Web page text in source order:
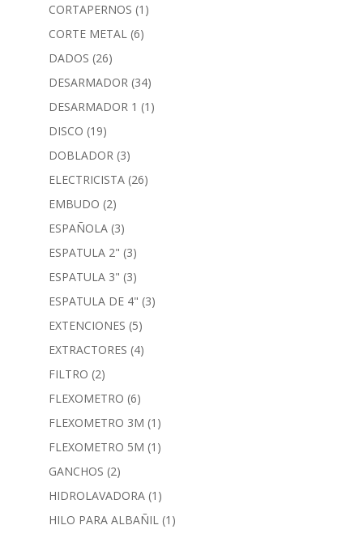
CORTAPERNOS (1)
CORTE METAL (6)
DADOS (26)
DESARMADOR (34)
DESARMADOR 1 (1)
DISCO (19)
DOBLADOR (3)
ELECTRICISTA (26)
EMBUDO (2)
ESPAÑOLA (3)
ESPATULA 2" (3)
ESPATULA 3" (3)
ESPATULA DE 4" (3)
EXTENCIONES (5)
EXTRACTORES (4)
FILTRO (2)
FLEXOMETRO (6)
FLEXOMETRO 3M (1)
FLEXOMETRO 5M (1)
GANCHOS (2)
HIDROLAVADORA (1)
HILO PARA ALBAÑIL (1)